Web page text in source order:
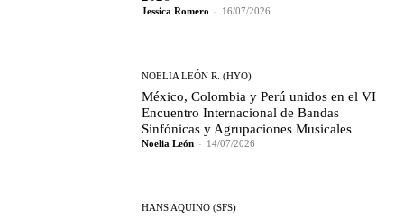
Jessica Romero - 16/07/2026
NOELIA LEÓN R. (HYO)
México, Colombia y Perú unidos en el VI
Encuentro Internacional de Bandas
Sinfónicas y Agrupaciones Musicales
Noelia León - 14/07/2026
HANS AQUINO (SFS)